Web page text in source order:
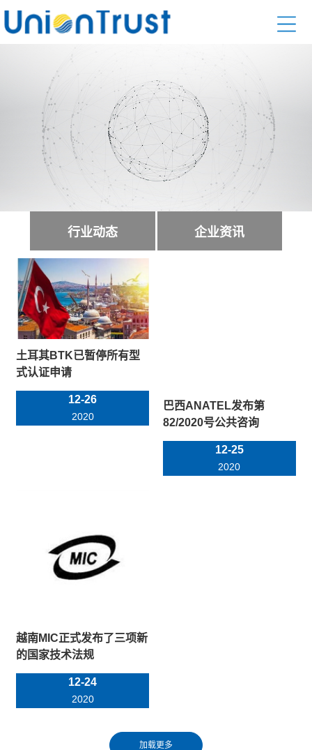
行业动态 企业资讯
土耳其BTK已暂停所有型
式认证申请
12-26
2020
巴西ANATEL发布第
82/2020号公共咨询
12-25
2020
越南MIC正式发布了三项新
的国家技术法规
12-24
2020